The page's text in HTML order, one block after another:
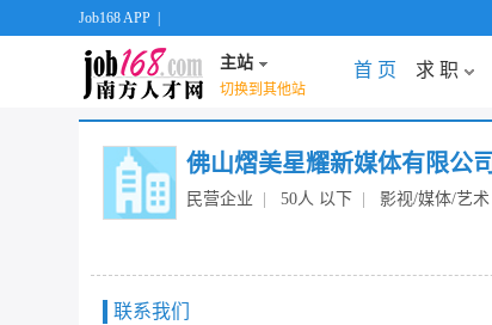
Job168 APP
主站
切换到其他站
首 页 求 职
佛山熠美星耀新媒体有限公司
民营企业 50人 以下 影视/媒体/艺术
联系我们